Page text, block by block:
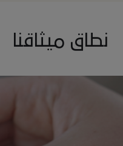
نطاق ميثاقنا